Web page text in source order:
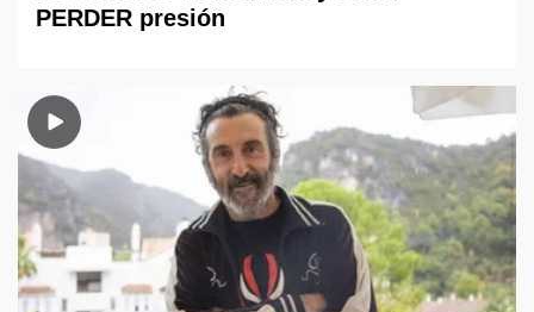
PERDER presión